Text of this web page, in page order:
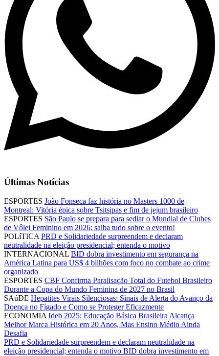
Últimas Notícias
ESPORTES João Fonseca faz história no Masters 1000 de
Montreal: Vitória épica sobre Tsitsipas e fim de jejum brasileiro
ESPORTES São Paulo se prepara para sediar o Mundial de Clubes
de Vôlei Feminino em 2026: saiba tudo sobre o evento!
POLíTICA PRD e Solidariedade surpreendem e declaram
neutralidade na eleição presidencial; entenda o motivo
INTERNACIONAL BID dobra investimento em segurança na
América Latina para US$ 4 bilhões com foco no combate ao crime
organizado
ESPORTES CBF Confirma Paralisação Total do Futebol Brasileiro
Durante a Copa do Mundo Feminina de 2027 no Brasil
SAúDE Hepatites Virais Silenciosas: Sinais de Alerta do Avanço da
Doença no Fígado e Como se Proteger Eficazmente
ECONOMIA Ideb 2025: Educação Básica Brasileira Alcança
Melhor Marca Histórica em 20 Anos, Mas Ensino Médio Ainda
Desafia
PRD e Solidariedade surpreendem e declaram neutralidade na
eleição presidencial; entenda o motivo BID dobra investimento em